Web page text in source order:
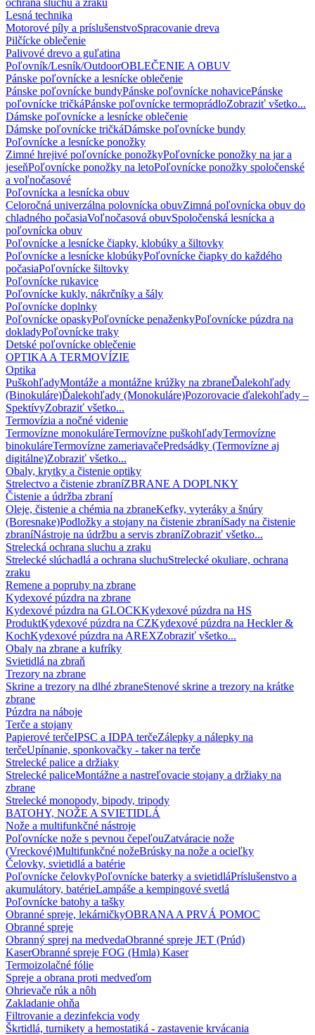
ochrana sluchu a zraku
Lesná technika
Motorové píly a príslušenstvoSpracovanie dreva
Pilčícke oblečenie
Palivové drevo a guľatina
Poľovník/Lesník/OutdoorOBLEČENIE A OBUV
Pánske poľovnícke a lesnícke oblečenie
Pánske poľovnícke bundyPánske poľovnícke nohavicePánske
poľovnícke tričkáPánske poľovnícke termoprádloZobraziť všetko...
Dámske poľovnícke a lesnícke oblečenie
Dámske poľovnícke tričkáDámske poľovnícke bundy
Poľovnícke a lesnícke ponožky
Zimné hrejivé poľovnícke ponožkyPoľovnícke ponožky na jar a
jeseňPoľovnícke ponožky na letoPoľovnícke ponožky spoločenské
a voľnočasové
Poľovnícka a lesnícka obuv
Celoročná univerzálna polovnícka obuvZimná poľovnícka obuv do
chladného počasiaVoľnočasová obuvSpoločenská lesnícka a
poľovnícka obuv
Poľovnícke a lesnícke čiapky, klobúky a šiltovky
Poľovnícke a lesnícke klobúkyPoľovnícke čiapky do každého
počasiaPoľovnícke šiltovky
Poľovnícke rukavice
Poľovnícke kukly, nákrčníky a šály
Poľovnícke doplnky
Poľovnícke opaskyPoľovnícke penaženkyPoľovnícke púzdra na
dokladyPoľovnícke traky
Detské poľovnícke oblečenie
OPTIKA A TERMOVÍZIE
Optika
PuškohľadyMontáže a montážne krúžky na zbraneĎalekohľady
(Binokuláre)Ďalekohľady (Monokuláre)Pozorovacie ďalekohľady –
SpektívyZobraziť všetko...
Termovízia a nočné videnie
Termovízne monokuláreTermovízne puškohľadyTermovízne
binokuláreTermovízne zameriavačePredsádky (Termovízne aj
digitálne)Zobraziť všetko...
Obaly, krytky a čistenie optiky
Strelectvo a čistenie zbraníZBRANE A DOPLNKY
Čistenie a údržba zbraní
Oleje, čistenie a chémia na zbraneKefky, vyteráky a šnúry
(Boresnake)Podložky a stojany na čistenie zbraníSady na čistenie
zbraníNástroje na údržbu a servis zbraníZobraziť všetko...
Strelecká ochrana sluchu a zraku
Strelecké slúchadlá a ochrana sluchuStrelecké okuliare, ochrana
zraku
Remene a popruhy na zbrane
Kydexové púzdra na zbrane
Kydexové púzdra na GLOCKKydexové púzdra na HS
ProduktKydexové púzdra na CZKydexové púzdra na Heckler &
KochKydexové púzdra na AREXZobraziť všetko...
Obaly na zbrane a kufríky
Svietidlá na zbraň
Trezory na zbrane
Skrine a trezory na dlhé zbraneStenové skrine a trezory na krátke
zbrane
Púzdra na náboje
Terče a stojany
Papierové terčeIPSC a IDPA terčeZálepky a nálepky na
terčeUpínanie, sponkovačky - taker na terče
Strelecké palice a držiaky
Strelecké paliceMontážne a nastreľovacie stojany a držiaky na
zbrane
Strelecké monopody, bipody, tripody
BATOHY, NOŽE A SVIETIDLÁ
Nože a multifunkčné nástroje
Poľovnícke nože s pevnou čepeľouZatváracie nože
(Vreckové)Multifunkčné nožeBrúsky na nože a ocieľky
Čelovky, svietidlá a batérie
Poľovnícke čelovkyPoľovnícke baterky a svietidláPríslušenstvo a
akumulátory, batérieLampáše a kempingové svetlá
Poľovnícke batohy a tašky
Obranné spreje, lekárničkyOBRANA A PRVÁ POMOC
Obranné spreje
Obranný sprej na medvedaObranné spreje JET (Prúd)
KaserObranné spreje FOG (Hmla) Kaser
Termoizolačné fólie
Spreje a obrana proti medveďom
Ohrievače rúk a nôh
Zakladanie ohňa
Filtrovanie a dezinfekcia vody
Škrtidlá, turnikety a hemostatiká - zastavenie krvácania